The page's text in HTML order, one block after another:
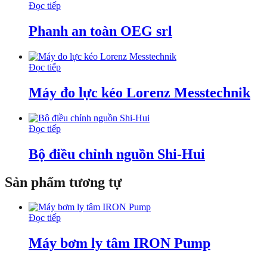
Đọc tiếp
Phanh an toàn OEG srl
Đọc tiếp
Máy đo lực kéo Lorenz Messtechnik
Đọc tiếp
Bộ điều chỉnh nguồn Shi-Hui
Sản phẩm tương tự
Đọc tiếp
Máy bơm ly tâm IRON Pump